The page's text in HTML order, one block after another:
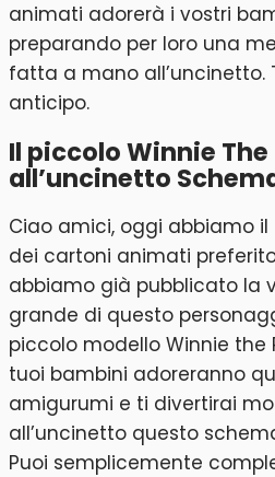
animati adorerà i vostri
preparando per loro una
fatta a mano all’uncinetto.
anticipo.
Il piccolo Winnie The
all’uncinetto
Ciao amici, oggi abbiamo
dei cartoni animati
abbiamo già pubblicato la
grande di questo
piccolo modello Winnie the
tuoi bambini adoreranno
amigurumi e ti divertirai
all’uncinetto questo
Puoi semplicemente